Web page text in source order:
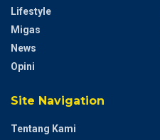
Lifestyle
Migas
News
Opini
Site Navigation
Tentang Kami